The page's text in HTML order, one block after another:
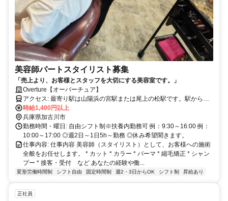
美容師パートスタイリスト募集
「売上より、お客様とスタッフを大切にする美容室です。」
Overture【オーバーチュア】
アクセス: 最寄り駅は山陽浜の宮駅または尾上の松駅です。駅から徒
歩約12分でアクセス可能です。JRなら加古川駅です。
時給1,400円以上
兵庫県加古川市
勤務時間・曜日: 自由シフト制※扶養内勤務可 例：9:30～16:00 例：
10:00～17:00 ◎週2日～1日5h～勤務 ◎休み希望聞きます。
仕事内容: 仕事内容 美容師（スタイリスト）として、お客様への施術
全般をお任せします。 * カット * カラー * パーマ * 縮毛矯正 * シャン
プー * 接客・受付 など あなたの経験や働...
変形労働時間制 シフト自由 固定時間制 週2・3日からOK シフト制 昇給あり
正社員